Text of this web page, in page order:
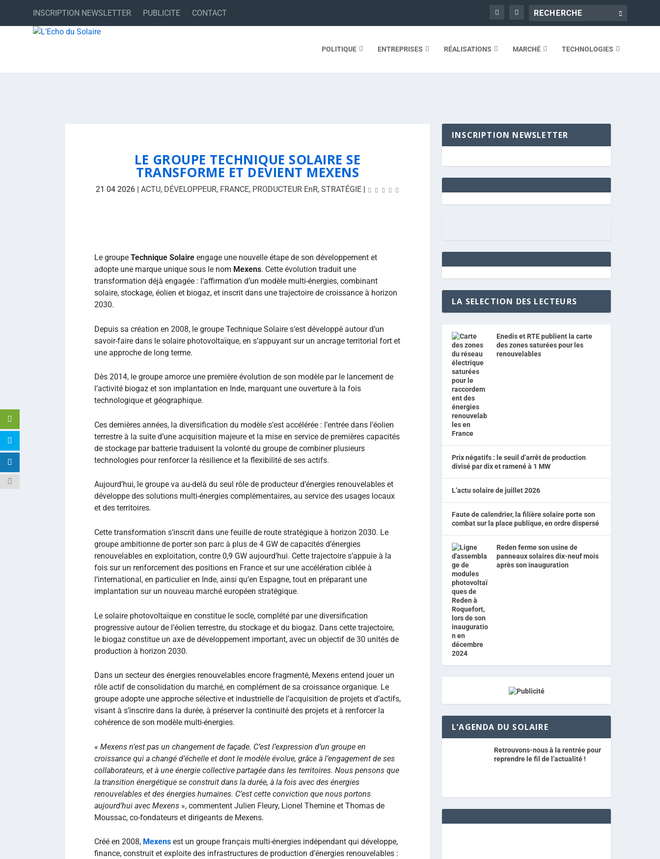
INSCRIPTION NEWSLETTER PUBLICITE CONTACT
POLITIQUE ENTREPRISES RÉALISATIONS MARCHÉ TECHNOLOGIES
LE GROUPE TECHNIQUE SOLAIRE SE
TRANSFORME ET DEVIENT MEXENS
21 04 2026| ACTU, DÉVELOPPEUR, FRANCE, PRODUCTEUR EnR, STRATÉGIE|
Le groupe Technique Solaire engage une nouvelle étape de son développement et
adopte une marque unique sous le nom Mexens. Cette évolution traduit une
transformation déjà engagée : l’affirmation d’un modèle multi‑énergies, combinant
solaire, stockage, éolien et biogaz, et inscrit dans une trajectoire de croissance à horizon
2030.
Depuis sa création en 2008, le groupe Technique Solaire s’est développé autour d’un
savoir‑faire dans le solaire photovoltaïque, en s’appuyant sur un ancrage territorial fort et
une approche de long terme.
Dès 2014, le groupe amorce une première évolution de son modèle par le lancement de
l’activité biogaz et son implantation en Inde, marquant une ouverture à la fois
technologique et géographique.
Ces dernières années, la diversification du modèle s’est accélérée : l’entrée dans l’éolien
terrestre à la suite d’une acquisition majeure et la mise en service de premières capacités
de stockage par batterie traduisent la volonté du groupe de combiner plusieurs
technologies pour renforcer la résilience et la flexibilité de ses actifs.
Aujourd’hui, le groupe va au‑delà du seul rôle de producteur d’énergies renouvelables et
développe des solutions multi‑énergies complémentaires, au service des usages locaux
et des territoires.
Cette transformation s’inscrit dans une feuille de route stratégique à horizon 2030. Le
groupe ambitionne de porter son parc à plus de 4 GW de capacités d’énergies
renouvelables en exploitation, contre 0,9 GW aujourd’hui. Cette trajectoire s’appuie à la
fois sur un renforcement des positions en France et sur une accélération ciblée à
l’international, en particulier en Inde, ainsi qu’en Espagne, tout en préparant une
implantation sur un nouveau marché européen stratégique.
Le solaire photovoltaïque en constitue le socle, complété par une diversification
progressive autour de l’éolien terrestre, du stockage et du biogaz. Dans cette trajectoire,
le biogaz constitue un axe de développement important, avec un objectif de 30 unités de
production à horizon 2030.
Dans un secteur des énergies renouvelables encore fragmenté, Mexens entend jouer un
rôle actif de consolidation du marché, en complément de sa croissance organique. Le
groupe adopte une approche sélective et industrielle de l’acquisition de projets et d’actifs,
visant à s’inscrire dans la durée, à préserver la continuité des projets et à renforcer la
cohérence de son modèle multi‑énergies.
« Mexens n’est pas un changement de façade. C’est l’expression d’un groupe en
croissance qui a changé d’échelle et dont le modèle évolue, grâce à l’engagement de ses
collaborateurs, et à une énergie collective partagée dans les territoires. Nous pensons que
la transition énergétique se construit dans la durée, à la fois avec des énergies
renouvelables et des énergies humaines. C’est cette conviction que nous portons
aujourd’hui avec Mexens », commentent Julien Fleury, Lionel Themine et Thomas de
Moussac, co-fondateurs et dirigeants de Mexens.
Créé en 2008, Mexens est un groupe français multi‑énergies indépendant qui développe,
finance, construit et exploite des infrastructures de production d’énergies renouvelables :
INSCRIPTION NEWSLETTER
LA SELECTION DES LECTEURS
Enedis et RTE publient la carte
des zones saturées pour les
renouvelables
Prix négatifs : le seuil d’arrêt de production
divisé par dix et ramené à 1 MW
L’actu solaire de juillet 2026
Faute de calendrier, la filière solaire porte son
combat sur la place publique, en ordre dispersé
Reden ferme son usine de
panneaux solaires dix-neuf mois
après son inauguration
L’AGENDA DU SOLAIRE
Retrouvons-nous à la rentrée pour
reprendre le fil de l’actualité !